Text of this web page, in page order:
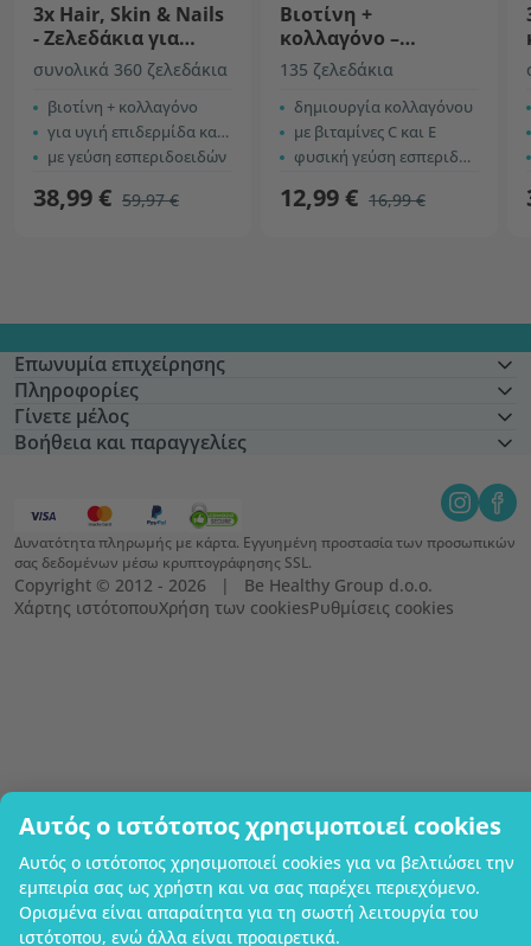
Αυτός ο ιστότοπος χρησιμοποιεί cookies
Αυτός ο ιστότοπος χρησιμοποιεί cookies για να βελτιώσει την
εμπειρία σας ως χρήστη και να σας παρέχει περιεχόμενο.
Ορισμένα είναι απαραίτητα για τη σωστή λειτουργία του
ιστότοπου, ενώ άλλα είναι προαιρετικά.
3x Hair, Skin & Nails
- Ζελεδάκια για
μαλλιά, δέρμα και
συνολικά 360 ζελεδάκια
βιοτίνη + κολλαγόνο
για υγιή επιδερμίδα και μαλλιά
με γεύση εσπεριδοειδών
38,99 € 59,97 €
Βιοτίνη +
κολλαγόνο –
ζελεδάκια για
μαλλιά, δέρμα και
νύχια
135 ζελεδάκια
δημιουργία κολλαγόνου
με βιταμίνες C και E
φυσική γεύση εσπεριδοειδών
12,99 € 16,99 €
Επωνυμία επιχείρησης
Πληροφορίες
Γίνετε μέλος
Βοήθεια και παραγγελίες
Δυνατότητα πληρωμής με κάρτα. Εγγυημένη προστασία των προσωπικών
σας δεδομένων μέσω κρυπτογράφησης SSL.
Copyright © 2012 - 2026   |   Be Healthy Group d.o.o.
Χάρτης ιστότοπουΧρήση των cookiesΡυθμίσεις cookies